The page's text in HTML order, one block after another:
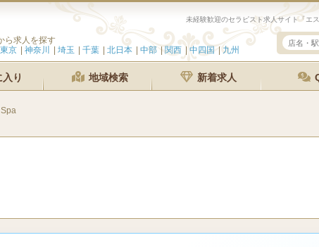
未経験歓迎のセラピスト求人サイト「エ
ら求人を探す
東京 神奈川 埼玉 千葉 北日本 中部 関西 中四国 九州
り 地域検索 新着求人